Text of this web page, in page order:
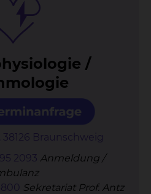
/
Braunschweig
2093 Anmeldung /
Sekretariat Prof. Antz